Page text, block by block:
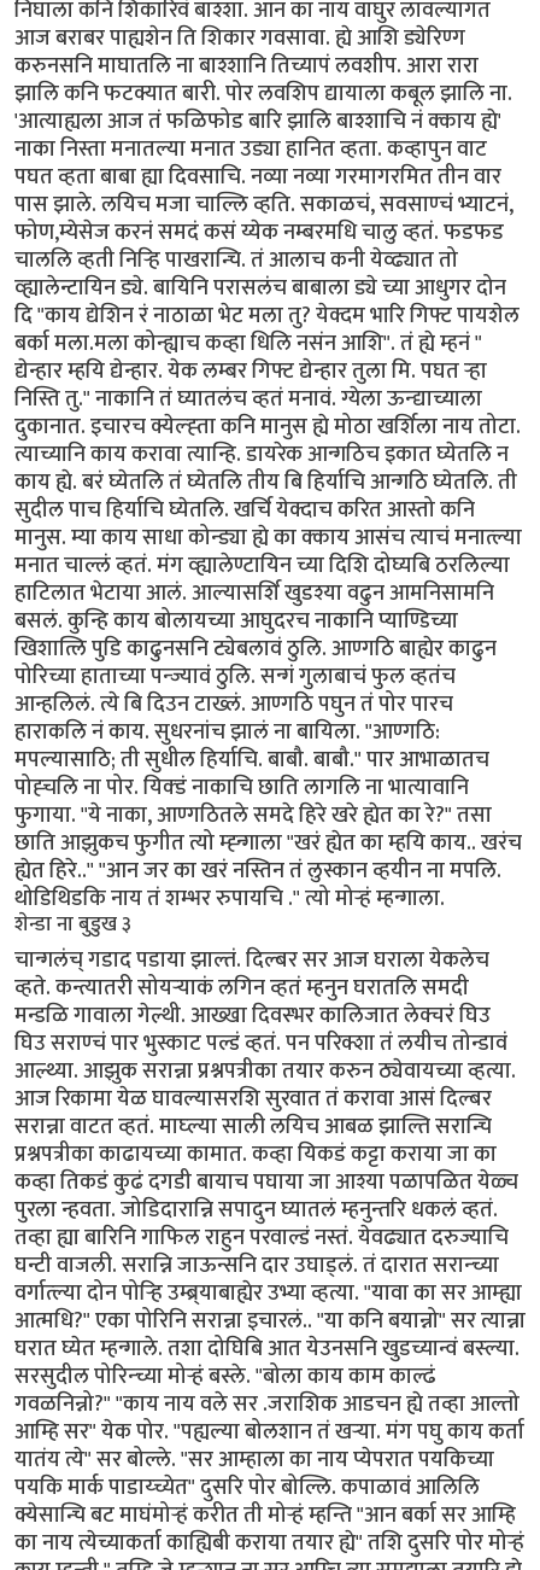
निघाला कनि शिकारिवं बाश्शा. आन का नाय वाघुर लावल्यागत
आज बराबर पाह्यशेन ति शिकार गवसावा. ह्ये आशि ड्येरिण्ग
करुनसनि माघातलि ना बाश्शानि तिच्यापं लवशीप. आरा रारा
झालि कनि फटक्यात बारी. पोर लवशिप द्यायाला कबूल झालि ना.
'आत्याह्यला आज तं फळिफोड बारि झालि बाश्शाचि नं क्काय ह्ये'
नाका निस्ता मनातल्या मनात उड्या हानित व्हता. कव्हापुन वाट
पघत व्हता बाबा ह्या दिवसाचि. नव्या नव्या गरमागरमित तीन वार
पास झाले. लयिच मजा चाल्लि व्हति. सकाळचं, सवसाण्चं भ्याटनं,
फोण,म्येसेज करनं समदं कसं य्येक नम्बरमधि चालु व्हतं. फडफड
चाललि व्हती निर्‍हि पाखरान्चि. तं आलाच कनी येव्ढ्यात तो
व्ह्यालेन्टायिन ड्ये. बायिनि परासलंच बाबाला ड्ये च्या आधुगर दोन
दि "काय द्येशिन रं नाठाळा भेट मला तु? येक्दम भारि गिफ्ट पायशेल
बर्का मला.मला कोन्ह्याच कव्हा धिलि नसंन आशि". तं ह्ये म्हनं "
द्येन्हार म्हयि द्येन्हार. येक लम्बर गिफ्ट द्येन्हार तुला मि. पघत र्‍हा
निस्ति तु." नाकानि तं घ्यातलंच व्हतं मनावं. ग्येला ऊन्द्याच्याला
दुकानात. इचारच क्येल्ह्ता कनि मानुस ह्ये मोठा खर्शिला नाय तोटा.
त्याच्यानि काय करावा त्यान्हि. डायरेक आन्गठिच इकात घ्येतलि न
काय ह्ये. बरं घ्येतलि तं घ्येतलि तीय बि हिर्याचि आन्गठि घ्येतलि. ती
सुदील पाच हिर्याचि घ्येतलि. खर्चि येक्दाच करित आस्तो कनि
मानुस. म्या काय साधा कोन्ड्या ह्ये का क्काय आसंच त्याचं मनात्ल्या
मनात चाल्लं व्हतं. मंग व्ह्यालेण्टायिन च्या दिशि दोघ्यबि ठरलिल्या
हाटिलात भेटाया आलं. आल्यासर्शि खुडश्या वढुन आमनिसामनि
बसलं. कुन्हि काय बोलायच्या आघुदरच नाकानि प्याण्डिच्या
खिशात्लि पुडि काढुनसनि ट्येबलावं ठुलि. आण्गठि बाह्येर काढुन
पोरिच्या हाताच्या पन्ज्यावं ठुलि. सन्गं गुलाबाचं फुल व्हतंच
आन्हलिलं. त्ये बि दिउन टाख्लं. आण्गठि पघुन तं पोर पारच
हाराकलि नं काय. सुधरनांच झालं ना बायिला. "आण्गठि:
मपल्यासाठि; ती सुधील हिर्याचि. बाबौ. बाबौ." पार आभाळातच
पोह्चलि ना पोर. यिक्डं नाकाचि छाति लागलि ना भात्यावानि
फुगाया. ''ये नाका, आण्गठितले समदे हिरे खरे ह्येत का रे?" तसा
छाति आझुकच फुगीत त्यो म्ह्न्गाला "खरं ह्येत का म्हयि काय.. खरंच
ह्येत हिरे..'' "आन जर का खरं नस्तिन तं लुस्कान व्हयीन ना मपलि.
थोडिथिडकि नाय तं शम्भर रुपायचि .'' त्यो मोर्‍हं म्हन्गाला.
शेन्डा ना बुडुख ३
चान्गलंच् गडाद पडाया झाल्तं. दिल्बर सर आज घराला येकलेच
व्हते. कन्त्यातरी सोयर्‍याकं लगिन व्हतं म्हनुन घरातलि समदी
मन्डळि गावाला गेल्थी. आख्खा दिवस्भर कालिजात लेक्चरं घिउ
घिउ सराण्चं पार भुस्काट पल्डं व्हतं. पन परिक्शा तं लयीच तोन्डावं
आल्थ्या. आझुक सरान्ना प्रश्नपत्रीका तयार करुन ठ्येवायच्या व्हत्या.
आज रिकामा येळ घावल्यासरशि सुरवात तं करावा आसं दिल्बर
सरान्ना वाटत व्हतं. माघ्ल्या साली लयिच आबळ झाल्ति सरान्चि
प्रश्नपत्रीका काढायच्या कामात. कव्हा यिकडं कट्टा कराया जा का
कव्हा तिकडं कुढं दगडी बायाच पघाया जा आश्या पळापळित येळ्च
पुरला न्हवता. जोडिदारान्नि सपादुन घ्यातलं म्हनुन्तरि धकलं व्हतं.
तव्हा ह्या बारिनि गाफिल राहुन परवाल्डं नस्तं. येवढ्यात दरुज्याचि
घन्टी वाजली. सरान्नि जाऊन्सनि दार उघाड्लं. तं दारात सरान्च्या
वर्गात्ल्या दोन पोर्‍हि उम्ब्र्याबाह्येर उभ्या व्हत्या. "यावा का सर आम्ह्या
आत्मधि?" एका पोरिनि सरान्ना इचारलं.. "या कनि बयान्नो" सर त्यान्ना
घरात घ्येत म्हन्गाले. तशा दोघिबि आत येउनसनि खुडच्यान्वं बस्ल्या.
सरसुदील पोरिन्च्या मोर्‍हं बस्ले. "बोला काय काम काल्ढं
गवळनिन्नो?" "काय नाय वले सर .जराशिक आडचन ह्ये तव्हा आल्तो
आम्हि सर" येक पोर. "पह्यल्या बोलशान तं खर्‍या. मंग पघु काय कर्ता
यातंय त्ये" सर बोल्ले. "सर आम्हाला का नाय प्येपरात पयकिच्या
पयकि मार्क पाडाय्च्येत" दुसरि पोर बोल्लि. कपाळावं आलिलि
क्येसान्चि बट माघंमोर्‍हं करीत ती मोर्‍हं म्हन्ति "आन बर्का सर आम्हि
का नाय त्येच्याकर्ता काह्यिबी कराया तयार ह्ये" तशि दुसरि पोर मोर्‍हं